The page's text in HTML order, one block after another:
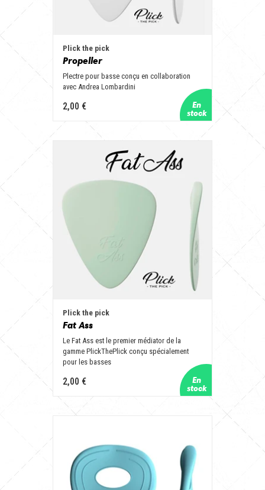
Plick the pick
Propeller
Plectre pour basse conçu en collaboration
avec Andrea Lombardini
2,00 €
Plick the pick
Fat Ass
Le Fat Ass est le premier médiator de la
gamme PlickThePlick conçu spécialement
pour les basses
2,00 €